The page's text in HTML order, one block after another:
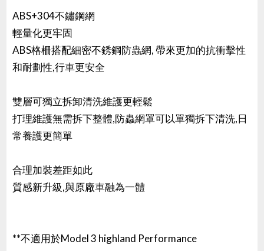
ABS+304不鏽鋼網
輕量化更牢固
ABS格柵搭配細密不銹鋼防蟲網, 帶來更加的抗衝擊性
和耐劃性,行車更安全
雙層可獨立拆卸清洗維護更輕鬆
打理維護無需拆下整體,防蟲網罩可以單獨拆下清洗,日
常養護更簡單
合理加裝差距如此
質感新升級,與原廠車融為一體
**不適用於Model 3 highland Performance